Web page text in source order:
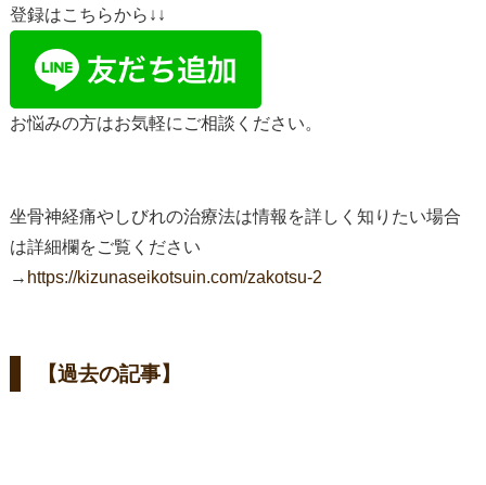
登録はこちらから↓↓
お悩みの方はお気軽にご相談ください。
坐骨神経痛やしびれの治療法は情報を詳しく知りたい場合
は詳細欄をご覧ください
→ https://kizunaseikotsuin.com/zakotsu-2
【過去の記事】